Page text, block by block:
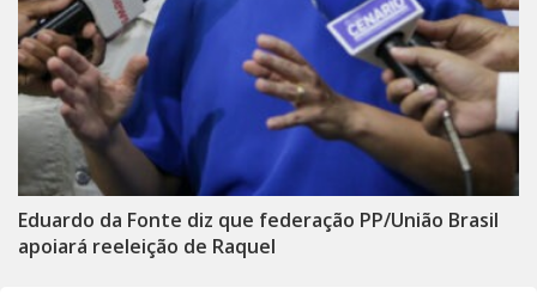
Eduardo da Fonte diz que federação PP/União Brasil
apoiará reeleição de Raquel